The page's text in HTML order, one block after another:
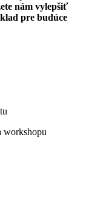
nám vylepšiť
pre budúce
workshopu